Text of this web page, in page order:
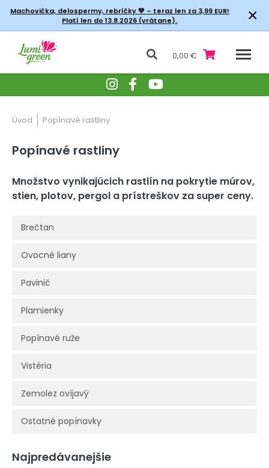
Machovička, delospermy, rebríčky💚 – teraz len za 3,99 EUR!
Platí len do 13.8.2026 (vrátane).
×
0,00 €
Úvod Popínavé rastliny
Popínavé rastliny
Množstvo vynikajúcich rastlín na pokrytie múrov,
stien, plotov, pergol a prístreškov za super ceny.
Brečtan
Ovocné liany
Pavinič
Plamienky
Popínavé ruže
Vistéria
Zemolez ovíjavý
Ostatné popínavky
Najpredávanejšie